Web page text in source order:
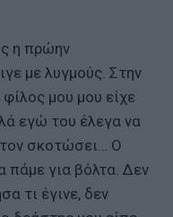
η πρώην
με λυγμούς. Στην
μου μου είχε
εγώ του έλεγα να
σκοτώσει… Ο
πάμε για βόλτα. Δεν
τι έγινε, δεν